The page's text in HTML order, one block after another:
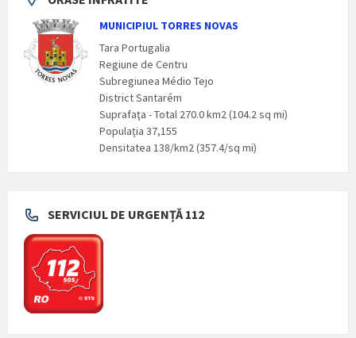
MUNICIPIUL TORRES NOVAS
Tara Portugalia
Regiune de Centru
Subregiunea Médio Tejo
District Santarém
Suprafaţa - Total 270.0 km2 (104.2 sq mi)
Populaţia 37,155
Densitatea 138/km2 (357.4/sq mi)
SERVICIUL DE URGENȚĂ 112